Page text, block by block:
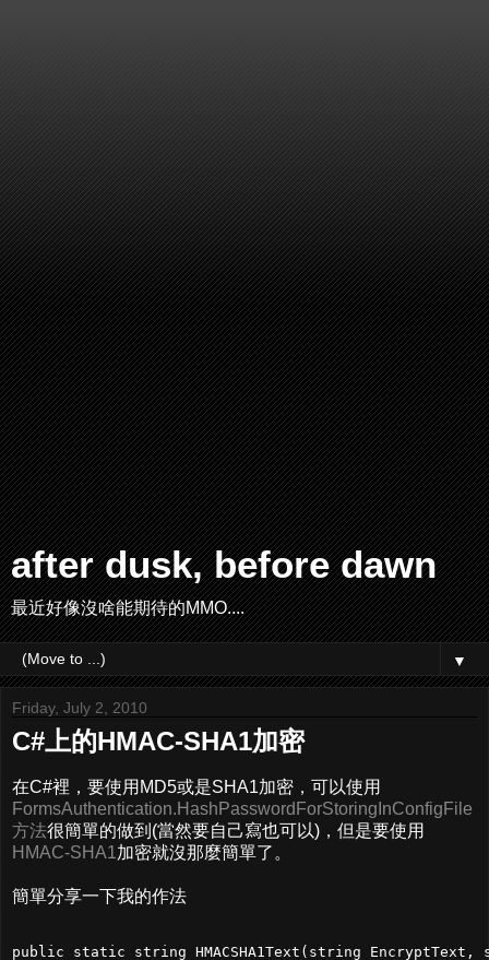
after dusk, before dawn
最近好像沒啥能期待的MMO....
▼
Friday, July 2, 2010
C#上的HMAC-SHA1加密
在C#裡，要使用MD5或是SHA1加密，可以使用
FormsAuthentication.HashPasswordForStoringInConfigFile
方法很簡單的做到(當然要自己寫也可以)，但是要使用
HMAC-SHA1 加密就沒那麼簡單了。
簡單分享一下我的作法
public static string HMACSHA1Text(string EncryptText,